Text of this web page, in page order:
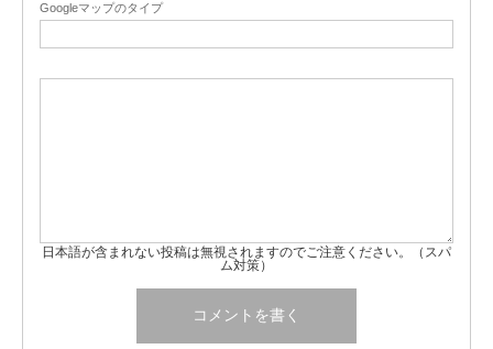
Googleマップのタイプ
日本語が含まれない投稿は無視されますのでご注意ください。（スパ
ム対策）